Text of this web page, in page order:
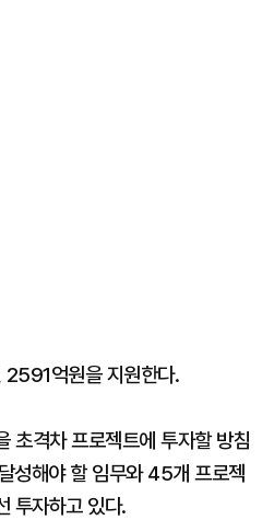
2591억원을 지원한다.
격차 프로젝트에 투자할 방침
성해야 할 임무와 45개 프로젝
투자하고 있다.